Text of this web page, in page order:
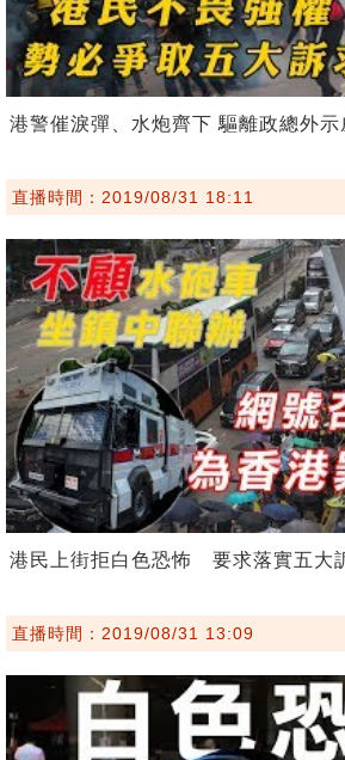
港警催淚彈、水炮齊下 驅離政總外示
直播時間：2019/08/31 18:11
港民上街拒白色恐怖 要求落實五大
直播時間：2019/08/31 13:09